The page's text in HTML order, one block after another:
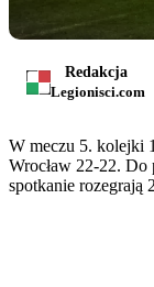
Redakcja
Legionisci.com
W meczu 5. kolejki
Wrocław 22-22.
spotkanie rozegrają